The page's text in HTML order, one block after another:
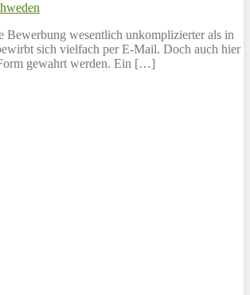
Bewerbung wesentlich unkomplizierter als in
sich vielfach per E-Mail. Doch auch hier
gewahrt werden. Ein […]